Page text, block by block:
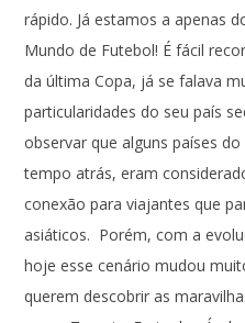
rápido. Já estamos a apenas
Mundo de Futebol! É fácil
da última Copa, já se falava
particularidades do seu país
observar que alguns países
tempo atrás, eram
conexão para viajantes que
asiáticos. Porém, com a
hoje esse cenário mudou
querem descobrir as